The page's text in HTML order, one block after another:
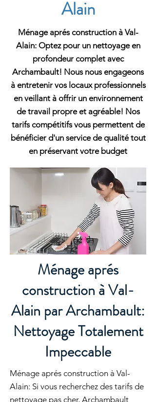
Alain
Ménage aprés construction à Val-
Alain: Optez pour un nettoyage en
profondeur complet avec
Archambault! Nous nous engageons
à entretenir vos locaux professionnels
en veillant à offrir un environnement
de travail propre et agréable! Nos
tarifs compétitifs vous permettent de
bénéficier d'un service de qualité tout
en préservant votre budget
Ménage aprés
construction à Val-
Alain par Archambault:
Nettoyage Totalement
Impeccable
Ménage aprés construction à Val-
Alain: Si vous recherchez des tarifs de
nettoyage pas cher, Archambault